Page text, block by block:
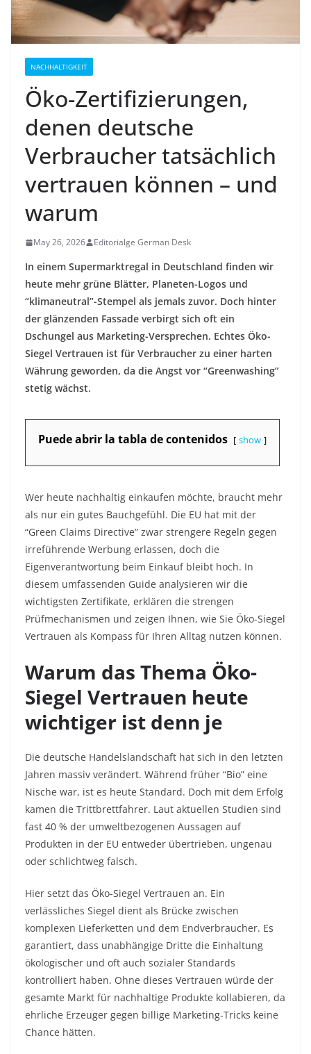
NACHHALTIGKEIT
Öko-Zertifizierungen,
denen deutsche
Verbraucher tatsächlich
vertrauen können – und
warum
May 26, 2026 Editorialge German Desk
In einem Supermarktregal in Deutschland finden wir
heute mehr grüne Blätter, Planeten-Logos und
“klimaneutral”-Stempel als jemals zuvor. Doch hinter
der glänzenden Fassade verbirgt sich oft ein
Dschungel aus Marketing-Versprechen. Echtes Öko-
Siegel Vertrauen ist für Verbraucher zu einer harten
Währung geworden, da die Angst vor “Greenwashing”
stetig wächst.
Puede abrir la tabla de contenidos show
Wer heute nachhaltig einkaufen möchte, braucht mehr
als nur ein gutes Bauchgefühl. Die EU hat mit der
“Green Claims Directive” zwar strengere Regeln gegen
irreführende Werbung erlassen, doch die
Eigenverantwortung beim Einkauf bleibt hoch. In
diesem umfassenden Guide analysieren wir die
wichtigsten Zertifikate, erklären die strengen
Prüfmechanismen und zeigen Ihnen, wie Sie Öko-Siegel
Vertrauen als Kompass für Ihren Alltag nutzen können.
Warum das Thema Öko-
Siegel Vertrauen heute
wichtiger ist denn je
Die deutsche Handelslandschaft hat sich in den letzten
Jahren massiv verändert. Während früher “Bio” eine
Nische war, ist es heute Standard. Doch mit dem Erfolg
kamen die Trittbrettfahrer. Laut aktuellen Studien sind
fast 40 % der umweltbezogenen Aussagen auf
Produkten in der EU entweder übertrieben, ungenau
oder schlichtweg falsch.
Hier setzt das Öko-Siegel Vertrauen an. Ein
verlässliches Siegel dient als Brücke zwischen
komplexen Lieferketten und dem Endverbraucher. Es
garantiert, dass unabhängige Dritte die Einhaltung
ökologischer und oft auch sozialer Standards
kontrolliert haben. Ohne dieses Vertrauen würde der
gesamte Markt für nachhaltige Produkte kollabieren, da
ehrliche Erzeuger gegen billige Marketing-Tricks keine
Chance hätten.